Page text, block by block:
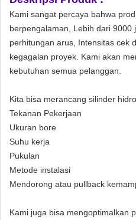
Kami sangat percaya bahwa
berpengalaman, Lebih dari 9000
perhitungan arus, Intensitas cek
kegagalan proyek. Kami akan
kebutuhan semua pelanggan.
Kita bisa merancang silinder
Tekanan Pekerjaan
Ukuran bore
Suhu kerja
Pukulan
Metode instalasi
Mendorong atau pullback
Kami juga bisa mengoptimalkan